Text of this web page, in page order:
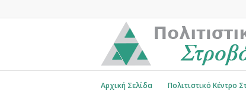
Αρχική Σελίδα Πολιτιστικό Κέντρο